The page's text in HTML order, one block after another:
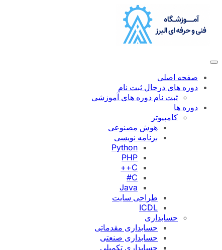
محتوا
صفحه اصلی
دوره های درحال ثبت نام
ثبت نام دوره های آموزشی
دوره ها
کامپیوتر
هوش مصنوعی
برنامه نویسی
Python
PHP
C++
C#
Java
طراحی سایت
ICDL
حسابداری
حسابداری مقدماتی
حسابداری صنعتی
حسابداری تکمیلی